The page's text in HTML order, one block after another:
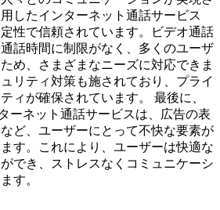
したインターネット通話サービス
性で信頼されています。ビデオ通話
話時間に制限がなく、多くのユーザ
め、さまざまなニーズに対応できま
リティ対策も施されており、プライ
ィが確保されています。 最後に、
ーネット通話サービスは、広告の表
ど、ユーザーにとって不快な要素が
す。これにより、ユーザーは快適な
でき、ストレスなくコミュニケーシ
す。